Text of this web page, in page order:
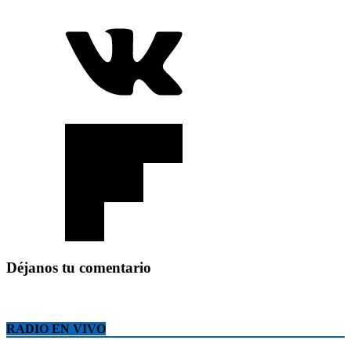
Déjanos tu comentario
RADIO EN VIVO